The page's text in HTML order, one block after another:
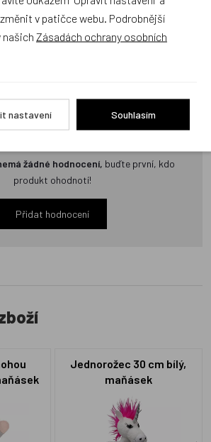
dotazy. Buďte první, kdo se zeptá!
žádné hodnocení, buďte první, kdo
produkt ohodnotí!
Přidat hodnocení
Jednorožec 30 cm bílý,
maňásek
v patičce webu. Podrobnější
našich Zásadách ochrany osobních
nastavení Souhlasím